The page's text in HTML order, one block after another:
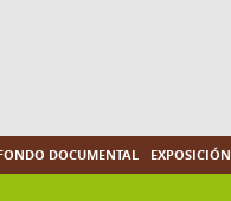
DOCUMENTAL EXPOSICIÓN